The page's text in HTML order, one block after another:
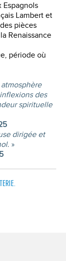
Espagnols
Lambert et
pièces
Renaissance
période où
des
spirituelle
dirigée et
»